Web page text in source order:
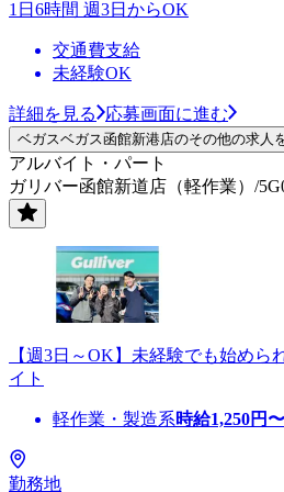
1日6時間 週3日からOK
交通費支給
未経験OK
詳細を見る 応募画面に進む
ベガスベガス函館新港店のその他の求人
アルバイト・パート
ガリバー函館新道店（軽作業）/
【週3日～OK】未経験でも始めら
イト
軽作業・製造系時給1,250円〜
勤務地